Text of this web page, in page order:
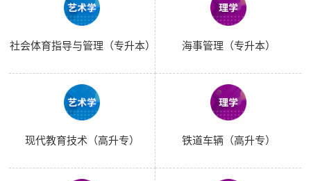
社会体育指导与管理（专升本） 海事管理（专升本）
现代教育技术（高升专） 铁道车辆（高升专）